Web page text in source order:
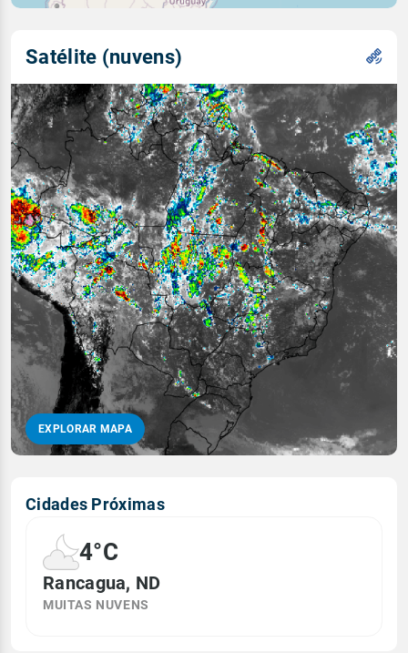
Satélite (nuvens)
EXPLORAR MAPA
Cidades Próximas
4°C
Rancagua, ND
MUITAS NUVENS